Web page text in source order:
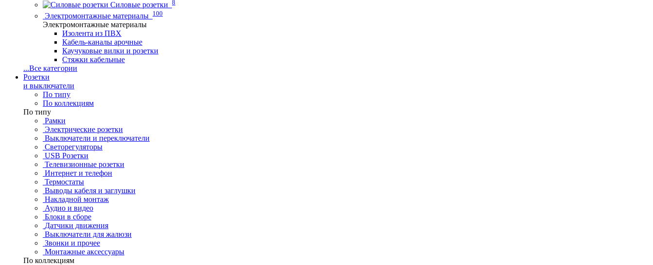
Силовые розетки 8
Электромонтажные материалы 100
Электромонтажные материалы
Изолента из ПВХ
Кабель-каналы арочные
Каучуковые вилки и розетки
Стяжки кабельные
...Все категории
Розетки
и выключатели
По типу
По коллекциям
По типу
Рамки
Электрические розетки
Выключатели и переключатели
Светорегуляторы
USB Розетки
Телевизионные розетки
Интернет и телефон
Термостаты
Выводы кабеля и заглушки
Накладной монтаж
Аудио и видео
Блоки в сборе
Датчики движения
Выключатели для жалюзи
Звонки и прочее
Монтажные аксессуары
По коллекциям